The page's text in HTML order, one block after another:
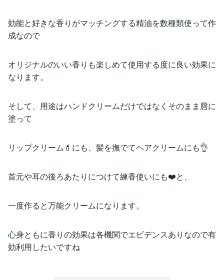
効能と好きな香りがマッチングする精油を数種類使って作
成なので
オリジナルのいい香りも楽しめて使用する度に良い効果に
なります。
そして、用途はハンドクリームだけではなくそのまま唇に
塗って
リップクリーム💄にも、髪を撫でてヘアクリームにも👌
首元や耳の後ろあたりにつけて練香使いにも❤️と、
一度作ると万能クリームになります。
心身ともに香りの効果は各機関でエビデンスありなので有
効利用したいですね